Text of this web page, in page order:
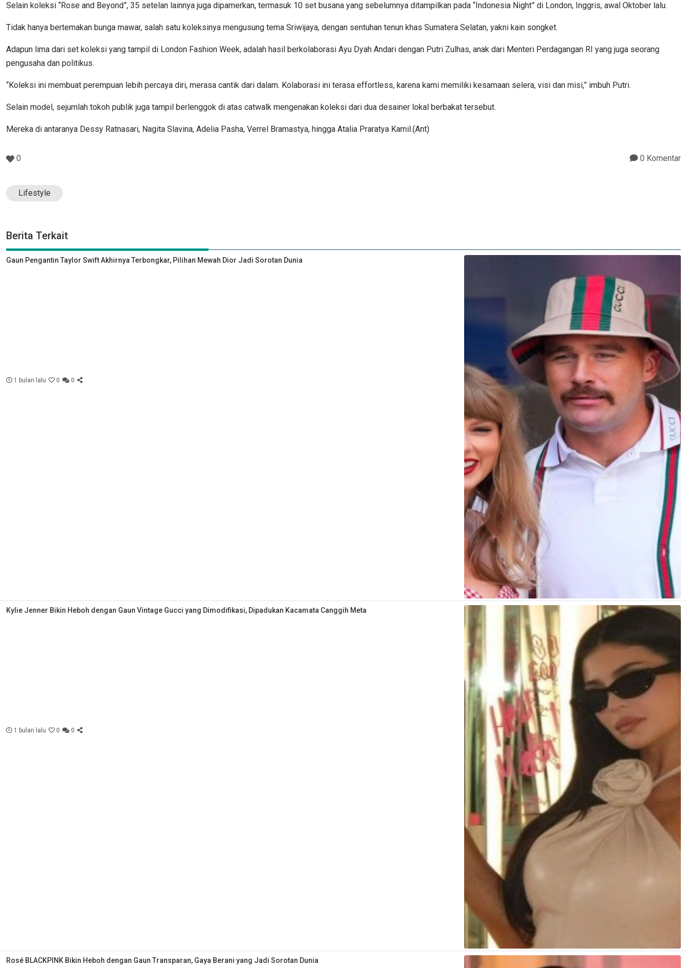
Selain koleksi “Rose and Beyond”, 35 setelan lainnya juga dipamerkan, termasuk 10 set busana yang sebelumnya ditampilkan pada “Indonesia Night” di London, Inggris, awal Oktober lalu.
Tidak hanya bertemakan bunga mawar, salah satu koleksinya mengusung tema Sriwijaya, dengan sentuhan tenun khas Sumatera Selatan, yakni kain songket.
Adapun lima dari set koleksi yang tampil di London Fashion Week, adalah hasil berkolaborasi Ayu Dyah Andari dengan Putri Zulhas, anak dari Menteri Perdagangan RI yang juga seorang
pengusaha dan politikus.
“Koleksi ini membuat perempuan lebih percaya diri, merasa cantik dari dalam. Kolaborasi ini terasa effortless, karena kami memiliki kesamaan selera, visi dan misi,” imbuh Putri.
Selain model, sejumlah tokoh publik juga tampil berlenggok di atas catwalk mengenakan koleksi dari dua desainer lokal berbakat tersebut.
Mereka di antaranya Dessy Ratnasari, Nagita Slavina, Adelia Pasha, Verrel Bramastya, hingga Atalia Praratya Kamil.(Ant)
0 0 Komentar
Lifestyle
Berita Terkait
Gaun Pengantin Taylor Swift Akhirnya Terbongkar, Pilihan Mewah Dior Jadi Sorotan Dunia
1 bulan lalu 0 0
Kylie Jenner Bikin Heboh dengan Gaun Vintage Gucci yang Dimodifikasi, Dipadukan Kacamata Canggih Meta
1 bulan lalu 0 0
Rosé BLACKPINK Bikin Heboh dengan Gaun Transparan, Gaya Berani yang Jadi Sorotan Dunia